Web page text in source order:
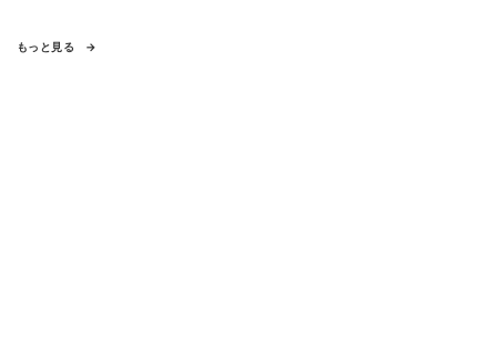
もっと見る